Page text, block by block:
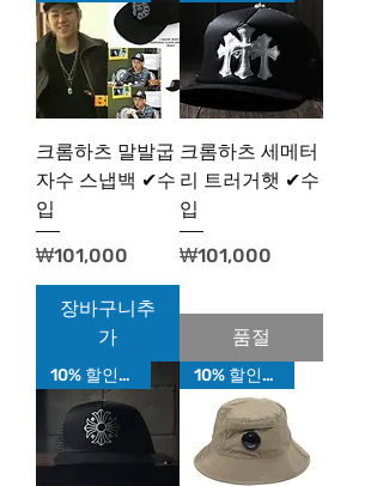
크롬하츠 말발굽
자수 스냅백 ✔수
입
가격
₩101,000
장바구니추
가
크롬하츠 세메터
리 트러거햇 ✔수
입
가격
₩101,000
품절
10% 할인가! 10% 할인가!